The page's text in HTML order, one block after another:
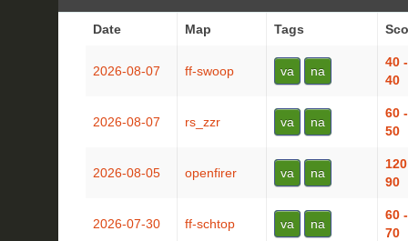
Date Map Tags
2026-08-07 ff-swoop va na
40 -
40
2026-08-07 rs_zzr va na
60 -
50
2026-08-05 openfirer va na
90
2026-07-30 ff-schtop va na
60 -
70